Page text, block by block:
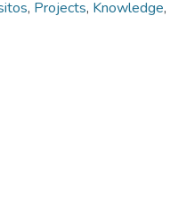
, Projects, Knowledge,